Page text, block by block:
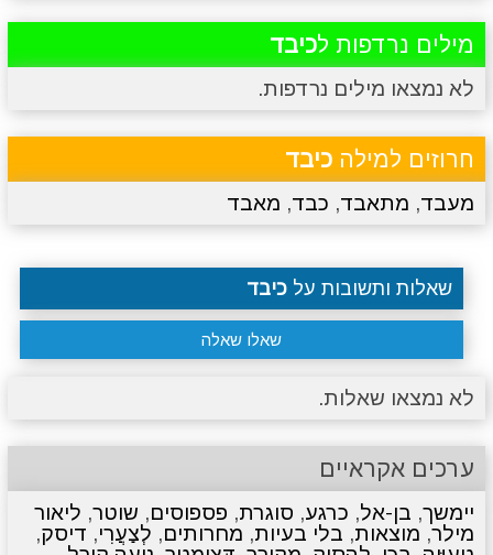
יצירה משחקי בנות אשליות חדשות
מילים נרדפות לכיבד
לא נמצאו מילים נרדפות.
חרוזים למילה כיבד
מעבד, מתאבד, כבד, מאבד
שאלות ותשובות על כיבד
שאלו שאלה
לא נמצאו שאלות.
ערכים אקראיים
יימשך, בן-אל, כרגע, סוגרת, פספוסים, שוטר, ליאור
מילר, מוצאות, בלי בעיות, מחרותים, לְצַעֲרִי, דיסק,